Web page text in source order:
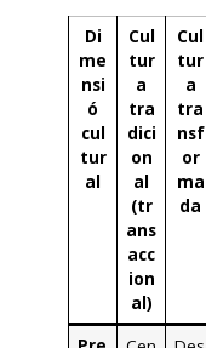
Di
me
nsi
ó
cul
tur
al
Cul
tur
a
tra
dici
on
al
(tr
ans
acc
ion
al)
Cul
tur
a
tra
nsf
or
ma
da